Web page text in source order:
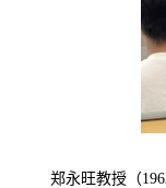
郑永旺教授（